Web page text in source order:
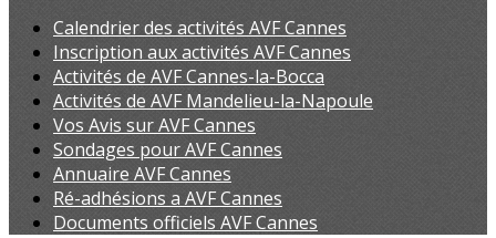
Calendrier des activités AVF Cannes
Inscription aux activités AVF Cannes
Activités de AVF Cannes-la-Bocca
Activités de AVF Mandelieu-la-Napoule
Vos Avis sur AVF Cannes
Sondages pour AVF Cannes
Annuaire AVF Cannes
Ré-adhésions a AVF Cannes
Documents officiels AVF Cannes